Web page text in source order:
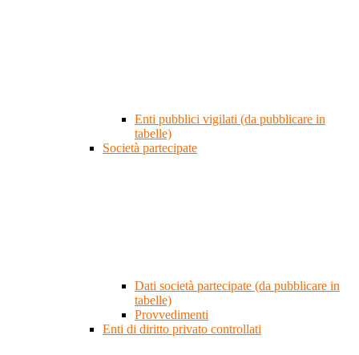
Enti pubblici vigilati (da pubblicare in
tabelle)
Società partecipate
Dati società partecipate (da pubblicare in
tabelle)
Provvedimenti
Enti di diritto privato controllati